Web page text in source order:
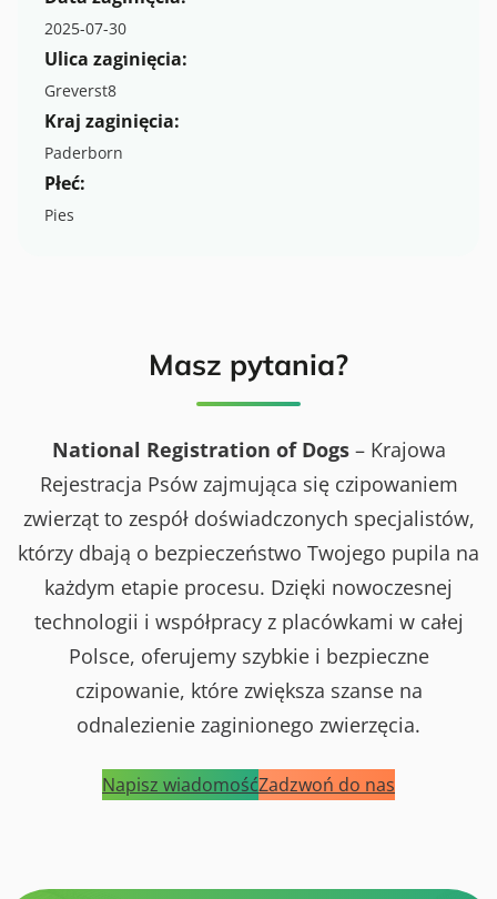
2025-07-30
Ulica zaginięcia:
Greverst8
Kraj zaginięcia:
Paderborn
Płeć:
Pies
Masz pytania?
National Registration of Dogs– Krajowa
Rejestracja Psów zajmująca się czipowaniem
zwierząt to zespół doświadczonych specjalistów,
którzy dbają o bezpieczeństwo Twojego pupila na
każdym etapie procesu. Dzięki nowoczesnej
technologii i współpracy z placówkami w całej
Polsce, oferujemy szybkie i bezpieczne
czipowanie, które zwiększa szanse na
odnalezienie zaginionego zwierzęcia.
Napisz wiadomośćZadzwoń do nas